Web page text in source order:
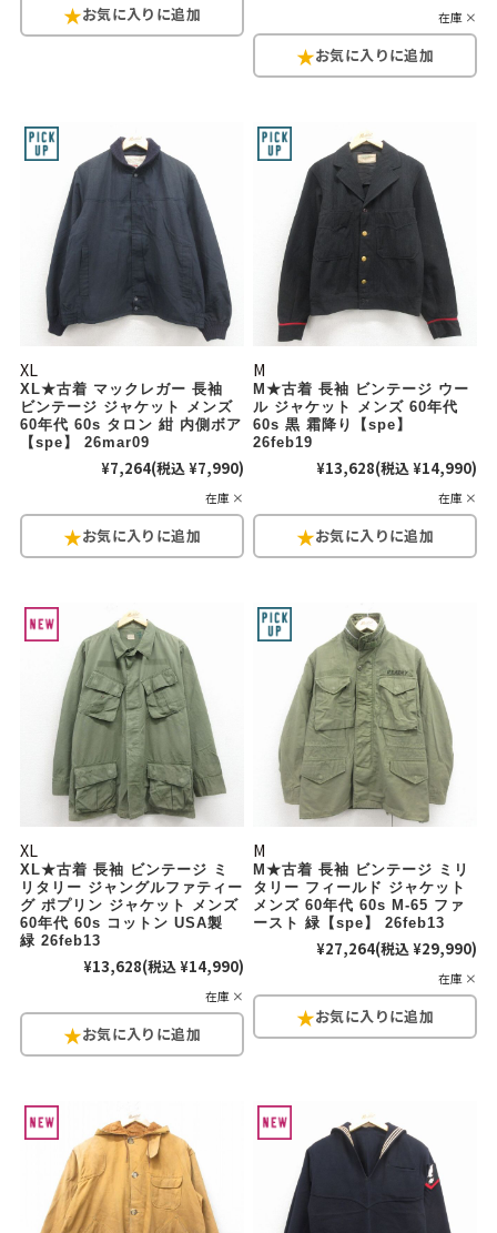
在庫 ×
XL
XL★古着 マックレガー 長袖
ビンテージ ジャケット メンズ
60年代 60s タロン 紺 内側ボア
【spe】 26mar09
¥7,264(税込 ¥7,990)
在庫 ×
M
M★古着 長袖 ビンテージ ウー
ル ジャケット メンズ 60年代
60s 黒 霜降り【spe】
26feb19
¥13,628(税込 ¥14,990)
在庫 ×
XL
XL★古着 長袖 ビンテージ ミ
リタリー ジャングルファティー
グ ポプリン ジャケット メンズ
60年代 60s コットン USA製
緑 26feb13
¥13,628(税込 ¥14,990)
在庫 ×
M
M★古着 長袖 ビンテージ ミリ
タリー フィールド ジャケット
メンズ 60年代 60s M-65 ファ
ースト 緑【spe】 26feb13
¥27,264(税込 ¥29,990)
在庫 ×